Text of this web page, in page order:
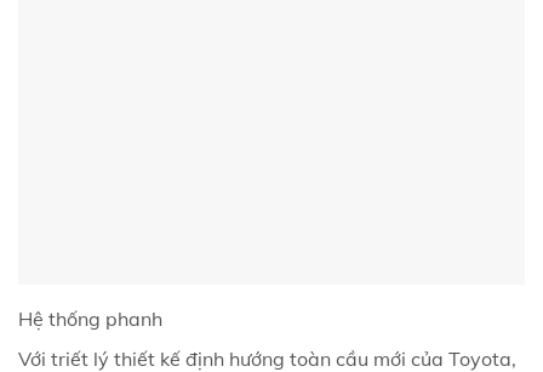
Hệ thống phanh
Với triết lý thiết kế định hướng toàn cầu mới của Toyota,